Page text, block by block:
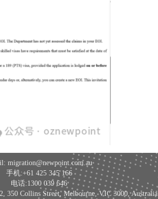
migration@newpoint.com.au
手机:+61 425 345 166
电话:1300 039 646
350 Collins Street, Melbourne, VIC 3000, Australia